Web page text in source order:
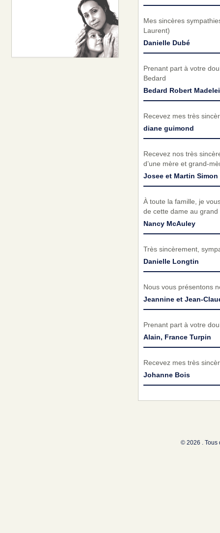
Mes sincères
Laurent)
Danielle Dubé
Prenant part à votre
Bedard
Bedard Robert
Recevez mes très
diane guimond
Recevez nos très
d’une mère et grand-
Josee et Martin Simon
À toute la famille, je
de cette dame au
Nancy McAuley
Très sincèrement,
Danielle Longtin
Nous vous présentons
Jeannine et Jean-
Prenant part à votre
Alain, France Turpin
Recevez mes très
Johanne Bois
© 2026 . Tous